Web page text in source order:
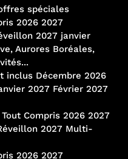
spéciales
2026 2027
2027 janvier
Aurores Boréales,
inclus Décembre 2026
2027 Février 2027
Compris 2026 2027
2027 Multi-
2026 2027